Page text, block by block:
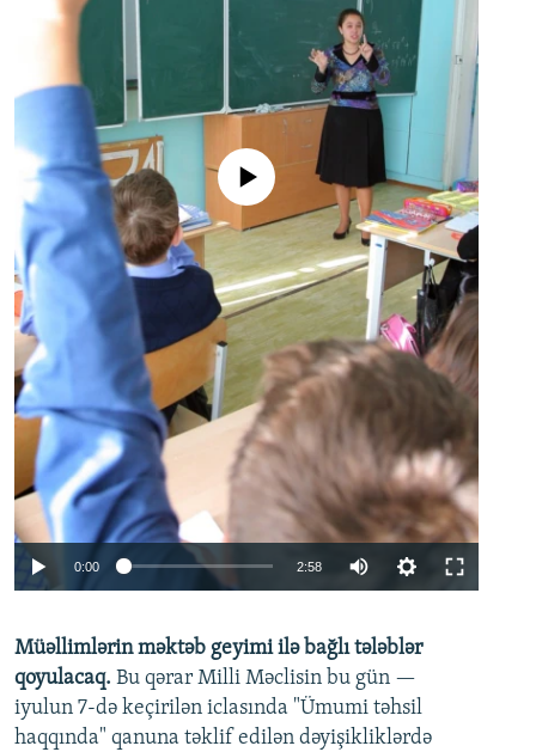
No media source currently available
0:00 2:58
360p
480p
720p
Müəllimlərin məktəb geyimi ilə bağlı tələblər
qoyulacaq. Bu qərar Milli Məclisin bu gün —
iyulun 7-də keçirilən iclasında "Ümumi təhsil
haqqında" qanuna təklif edilən dəyişikliklərdə